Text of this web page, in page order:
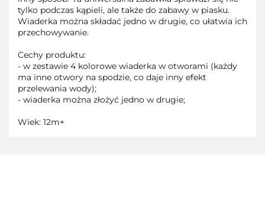
tylko podczas kąpieli, ale także do zabawy w piasku.
Wiaderka można składać jedno w drugie, co ułatwia ich
przechowywanie.
Cechy produktu:
- w zestawie 4 kolorowe wiaderka w otworami (każdy
ma inne otwory na spodzie, co daje inny efekt
przelewania wody);
- wiaderka można złożyć jedno w drugie;
Wiek: 12m+